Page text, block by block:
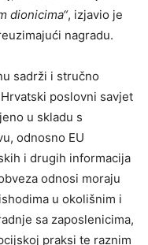
dionicima“, izjavio je
nagradu.
sadrži i stručno
poslovni savjet
u skladu s
odnosno EU
i drugih informacija
odnosi moraju
u okolišnim i
sa zaposlenicima,
praksi te raznim